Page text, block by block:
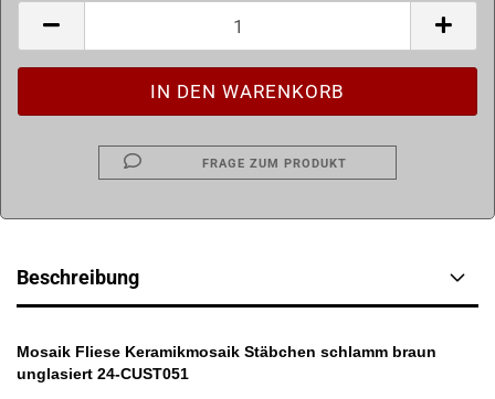
FRAGE ZUM PRODUKT
Beschreibung
Mosaik Fliese Keramikmosaik Stäbchen schlamm braun
unglasiert 24-CUST051